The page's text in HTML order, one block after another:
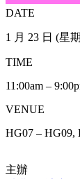
DATE
1 月 23 日 (星
TIME
11:00am –
VENUE
HG07 – HG09,
主辦